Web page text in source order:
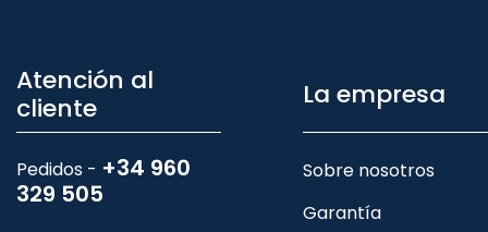
Atención al
cliente
Pedidos - +34 960
329 505
La empresa
Sobre nosotros
Garantía